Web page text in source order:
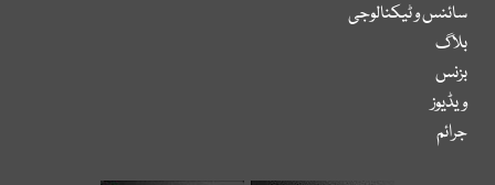
سائنس و ٹیکنالوجی
بلاگ
بزنس
ویڈیوز
جرائم